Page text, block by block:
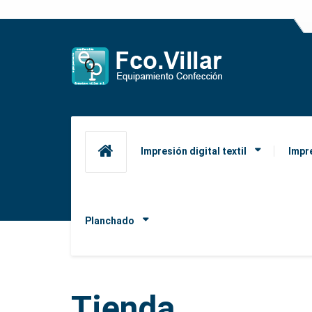
Impresión digital textil
Planchado